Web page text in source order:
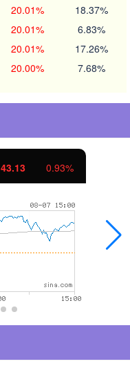
20.01% 18.37%
20.01% 6.83%
20.01% 17.26%
20.00% 7.68%
43.13 0.93%